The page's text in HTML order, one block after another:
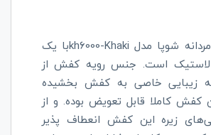
شوپا مدلkh6000-Khaki
با یک
لاستیک است. جنس رویه کفش از
زیبایی خاصی به کفش بخشیده
کاملا قابل تعویض بوده. و از
زیره این کفش انعطاف پذیر